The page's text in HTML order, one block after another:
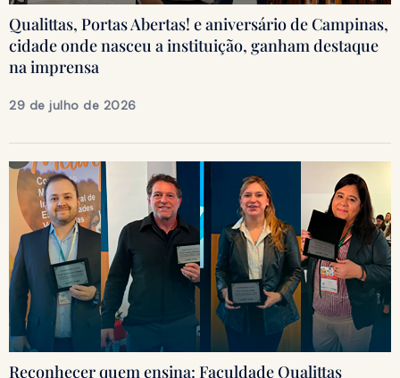
Qualittas, Portas Abertas! e aniversário de Campinas,
cidade onde nasceu a instituição, ganham destaque
na imprensa
29 de julho de 2026
Reconhecer quem ensina: Faculdade Qualittas